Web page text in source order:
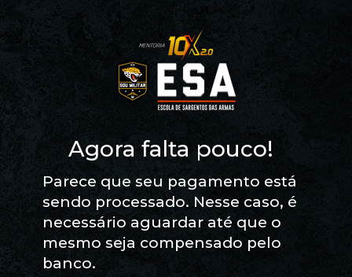
Agora falta pouco!
Parece que seu pagamento está
sendo processado. Nesse caso, é
necessário aguardar até que o
mesmo seja compensado pelo
banco.